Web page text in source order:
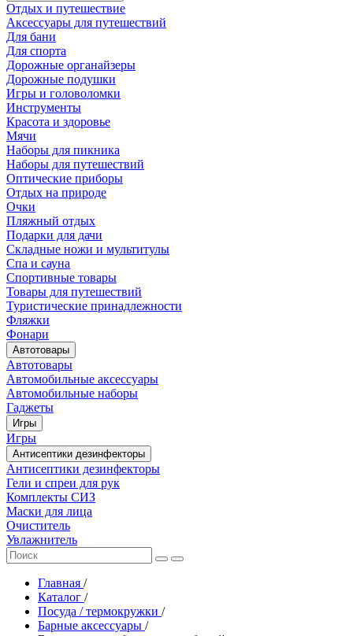
Отдых и путешествие
Аксессуары для путешествий
Для бани
Для спорта
Дорожные органайзеры
Дорожные подушки
Игры и головоломки
Инструменты
Красота и здоровье
Мячи
Наборы для пикника
Наборы для путешествий
Оптические приборы
Отдых на природе
Очки
Пляжный отдых
Подарки для дачи
Складные ножи и мультитулы
Спа и сауна
Спортивные товары
Товары для путешествий
Туристические принадлежности
Фляжки
Фонари
Автотовары
Автотовары
Автомобильные аксессуары
Автомобильные наборы
Гаджеты
Игры
Игры
Антисептики дезинфекторы
Антисептики дезинфекторы
Гели и спреи для рук
Комплекты СИЗ
Маски для лица
Очиститель
Увлажнитель
Главная /
Каталог /
Посуда / термокружки /
Барные аксессуары /